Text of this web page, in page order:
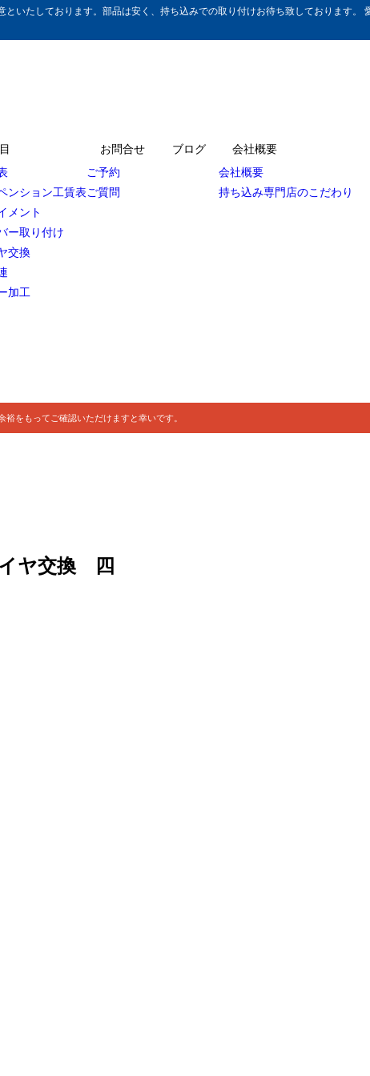
いたしております。部品は安く、持ち込みでの取り付けお待ち致しております。
ンション工賃表
メント
ー取り付け
交換
加工
お問合せ
ご予約
ご質問
ブログ
会社概要
会社概要
持ち込み専門店のこだわり
をもってご確認いただけますと幸いです。
ヤ交換 四